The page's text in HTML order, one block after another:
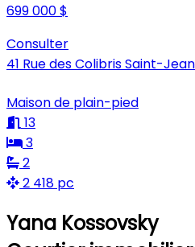
699 000 $
Consulter
41 Rue des Colibris Saint-
Maison de plain-pied
13
3
2
2 418 pc
Yana Kossovsky